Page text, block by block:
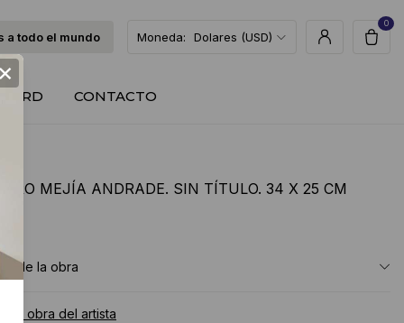
a todo el mundo Moneda: Dolares (USD)
0
CONTACTO
MEJÍA ANDRADE. SIN TÍTULO. 34 X 25 CM
de la obra
la obra del artista